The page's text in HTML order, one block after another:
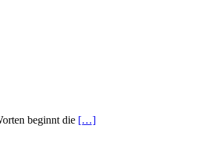
beginnt die […]